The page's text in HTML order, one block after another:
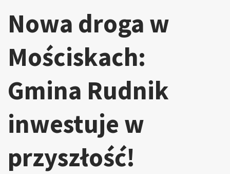
Nowa droga w
Mościskach:
Gmina Rudnik
inwestuje w
przyszłość!